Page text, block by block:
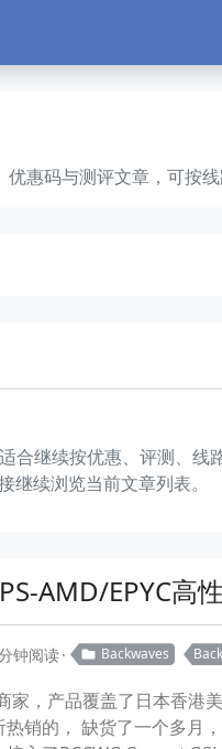
惠码与测评文章，可按线
合继续按优惠、评测、
续浏览当前文章列表。
AMD/EPYC高
钟阅读 Backwaves
家，产品覆盖了日本香港
销的， 缺货了一个多月